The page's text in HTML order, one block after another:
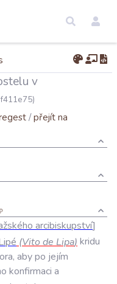
v
/přejít na
arcibiskupství
(Vito de Lipa) kridu
, abypo jejím
konfirmaci a